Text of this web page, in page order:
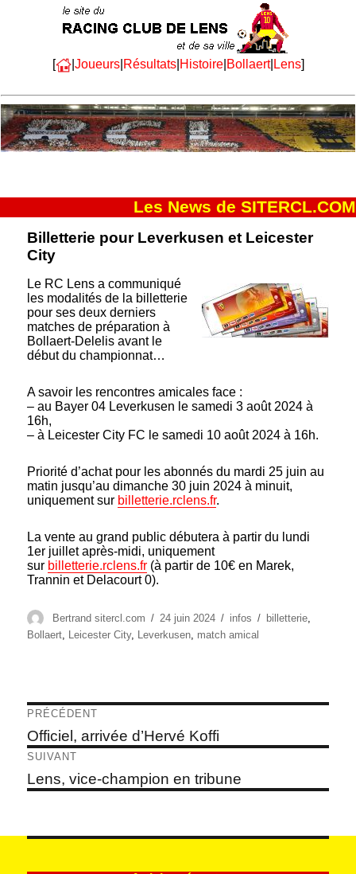
[ | Joueurs| Résultats| Histoire| Bollaert| Lens]
Les News de SITERCL.COM
Billetterie pour Leverkusen et Leicester
City
Le RC Lens a communiqué
les modalités de la billetterie
pour ses deux derniers
matches de préparation à
Bollaert-Delelis avant le
début du championnat…
A savoir les rencontres amicales face :
– au Bayer 04 Leverkusen le samedi 3 août 2024 à
16h,
– à Leicester City FC le samedi 10 août 2024 à 16h.
Priorité d’achat pour les abonnés du mardi 25 juin au
matin jusqu’au dimanche 30 juin 2024 à minuit,
uniquement sur billetterie.rclens.fr.
La vente au grand public débutera à partir du lundi
1er juillet après-midi, uniquement
sur billetterie.rclens.fr (à partir de 10€ en Marek,
Trannin et Delacourt 0).
Auteur
Bertrand sitercl.com
Publié
le
24 juin 2024 Catégories
infos Étiquettes
billetterie
Bollaert, Leicester City, Leverkusen, match amical
Navigation
de
l’article
PRÉCÉDENT
Article
précédent :
Officiel, arrivée d’Hervé Koffi
SUIVANT
Article
suivant :
Lens, vice-champion en tribune